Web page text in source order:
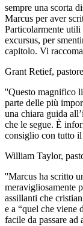
sempre una scorta
Marcus per aver
Particolarmente
excursus, per
capitolo. Vi
Grant Retief,
''Questo magnifico
parte delle più
una chiara guida
che le segue. È
consiglio con tutto
William Taylor,
''Marcus ha scritto
meravigliosamente
assillanti che
e a “quel che viene
facile da passare ad